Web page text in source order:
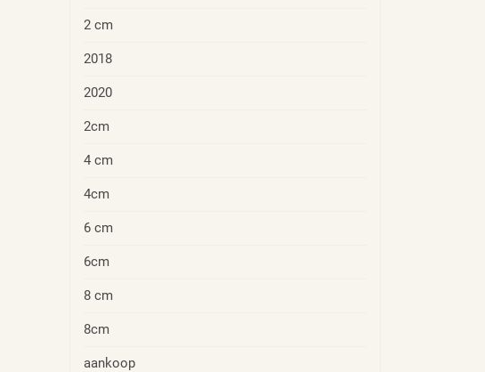
2 cm
2018
2020
2cm
4 cm
4cm
6 cm
6cm
8 cm
8cm
aankoop